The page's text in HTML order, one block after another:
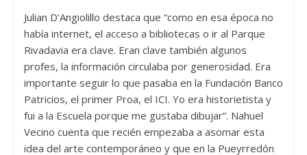
Julian D’Angiolillo destaca que “como en esa época no
había internet, el acceso a bibliotecas o ir al Parque
Rivadavia era clave. Eran clave también algunos
profes, la información circulaba por generosidad. Era
importante seguir lo que pasaba en la Fundación Banco
Patricios, el primer Proa, el ICI. Yo era historietista y
fui a la Escuela porque me gustaba dibujar”. Nahuel
Vecino cuenta que recién empezaba a asomar esta
idea del arte contemporáneo y que en la Pueyrredón